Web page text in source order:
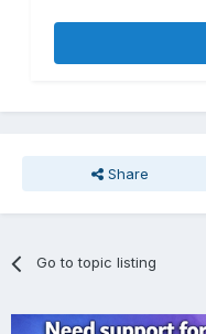
Share
Go to topic listing